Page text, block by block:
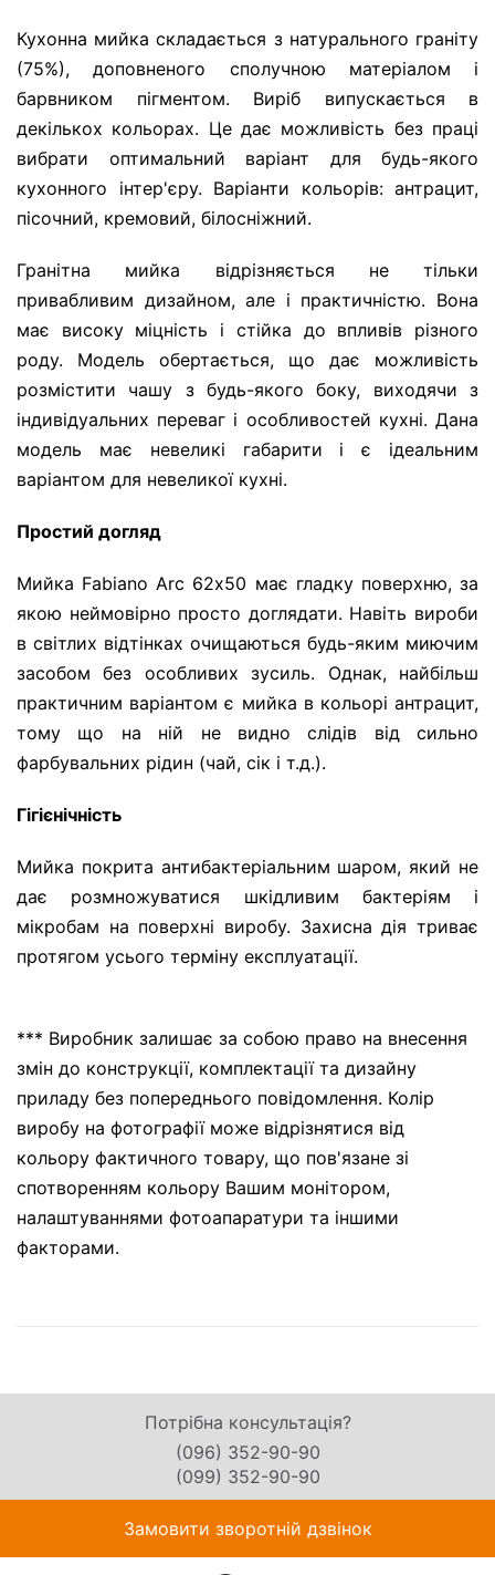
Кухонна мийка складається з натурального граніту
(75%), доповненого сполучною матеріалом і
барвником пігментом. Виріб випускається в
декількох кольорах. Це дає можливість без праці
вибрати оптимальний варіант для будь-якого
кухонного інтер'єру. Варіанти кольорів: антрацит,
пісочний, кремовий, білосніжний.
Гранітна мийка відрізняється не тільки
привабливим дизайном, але і практичністю. Вона
має високу міцність і стійка до впливів різного
роду. Модель обертається, що дає можливість
розмістити чашу з будь-якого боку, виходячи з
індивідуальних переваг і особливостей кухні. Дана
модель має невеликі габарити і є ідеальним
варіантом для невеликої кухні.
Простий догляд
Мийка Fabiano Arc 62х50 має гладку поверхню, за
якою неймовірно просто доглядати. Навіть вироби
в світлих відтінках очищаються будь-яким миючим
засобом без особливих зусиль. Однак, найбільш
практичним варіантом є мийка в кольорі антрацит,
тому що на ній не видно слідів від сильно
фарбувальних рідин (чай, сік і т.д.).
Гігієнічність
Мийка покрита антибактеріальним шаром, який не
дає розмножуватися шкідливим бактеріям і
мікробам на поверхні виробу. Захисна дія триває
протягом усього терміну експлуатації.
*** Виробник залишає за собою право на внесення
змін до конструкції, комплектації та дизайну
приладу без попереднього повідомлення. Колір
виробу на фотографії може відрізнятися від
кольору фактичного товару, що пов'язане зі
спотворенням кольору Вашим монітором,
налаштуваннями фотоапаратури та іншими
факторами.
Потрібна консультація?
(096) 352-90-90
(099) 352-90-90
Замовити зворотній дзвінок